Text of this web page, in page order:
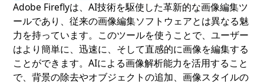
Adobe Fireflyは、AI技術を駆使した革新的な画像編集ツ
ールであり、従来の画像編集ソフトウェアとは異なる魅
力を持っています。このツールを使うことで、ユーザー
はより簡単に、迅速に、そして直感的に画像を編集する
ことができます。AIによる画像解析能力を活用すること
で、背景の除去やオブジェクトの追加、画像スタイルの